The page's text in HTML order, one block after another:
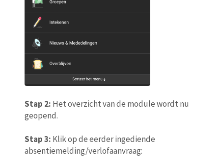
Stap 2: Het overzicht van de module wordt nu
geopend.
Stap 3: Klik op de eerder ingediende
absentiemelding/verlofaanvraag: